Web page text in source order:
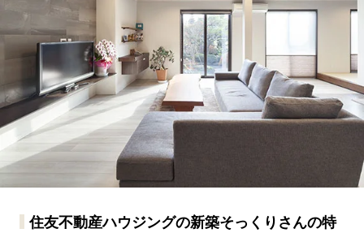
住友不動産ハウジングの新築そっくりさんの特